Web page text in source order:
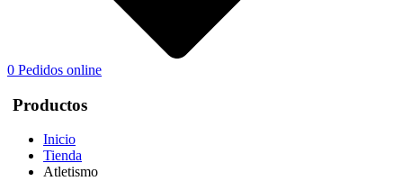
0 Pedidos online
Productos
Inicio
Tienda
Atletismo